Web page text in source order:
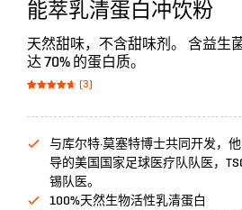
能萃乳清蛋白冲饮粉
天然甜味，不含甜味剂。 含益生
达 70% 的蛋白质。
von 5,
Kundenbewe
(3)
与库尔特·莫塞特博士共同开发，
导的美国国家足球医疗队队医，
锡队医。
100%天然生物活性乳清蛋白